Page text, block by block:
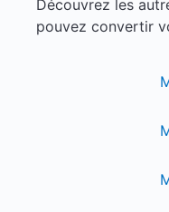
Découvrez les
pouvez convertir